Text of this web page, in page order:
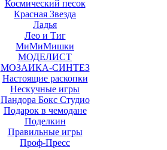
Космический песок
Красная Звезда
Ладья
Лео и Тиг
МиМиМишки
МОДЕЛИСТ
МОЗАИКА-СИНТЕЗ
Настоящие раскопки
Нескучные игры
Пандора Бокс Студио
Подарок в чемодане
Поделкин
Правильные игры
Проф-Пресс